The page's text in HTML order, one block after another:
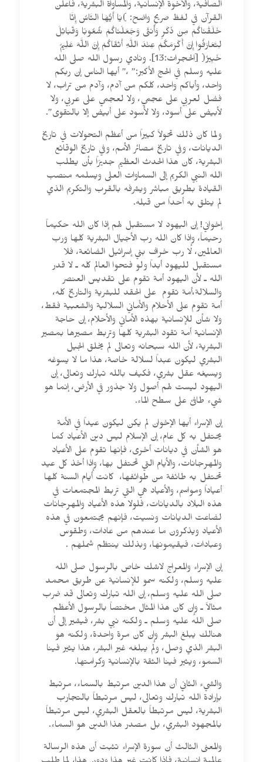
الصافية، والأخوة الإنسانية، والمساواة البشرية، فأعلن
القرآن في لفظ صريح واضح: )يَا أَيُّهَا النَّاسُ إِنَّا
خَلَقْنَاكُمْ مِنْ ذَكَرٍ وَأُنثَى وَجَعَلْنَاكُمْ شُعُوبًا وَقَبَائِلَ
لِتَعَارَفُوا إِنَّ أَكْرَمَكُمْ عِنْدَ اللَّهِ أَتْقَاكُمْ إِنَّ اللَّهَ عَلِيمٌ
خَبِيرٌ( [الحجرات:13]. ونادي رسول الله صلى الله
عليه وسلم في الحج الأكبر:” ،” أيها الناس إن ربكم
واحد، وأباكم واحد، كلكم من آدم، وآدم من تراب، لا
فضل لعربي على عجمي، ولا لعجمي على عربي، ولا
لأبيض على أسود، ولا لأسود على أبيض إلا بالتقوى”.
ولما كان ذلك تحولاً كبيراً من أعظم التحولات في تاريخ
الديانات، وفي تاريخ مصائر الأمم، وفي تاريخ الوقائع
البشرية، كان هذا الحدث العظيم جديرًاً بأن يطلب
الله النبي الكريم إلى السماوات العلى ويسلمه منصب
القيادة بطريق مباشر ويشرفه بالقرب والتكريم الذي
لم يتلق به أحداً من قبله.
إخواني! إن اليهود لا مستقبل لهم إذا كان الله حكيماً
رحيماً، وإذا كان الله رب الأجيال البشرية كلها ورب
العالمين، لا رب خراف بني إسرائيل الضائعة، فلا
مستقبل لليهود أبداً ولو فتحوا العالم كله ـ لا قدر
الله ـ لأن اليهود أمة تقوم على تقديس العنصر
والسلالة،أمة تقوم على الحقد للبشرية والتاريخ كله،
أمة تقوم على الأحلام والأماني السلالية والشعبية فقط،
ولا شأن للإنسانية بهذه الأماني والأحلام، إن حاجة
الإنسانية أمة تقود البشرية كلها وتربط مصيرها بمصير
البشرية، لأن الله سبحانه وتعالى لم يخلق الجيل
البشري ليكون عبداً لسلالة خاصة، هذا ما لا يسوغه
ويسيغه عقل بشري، فكيف بالله تبارك وتعالى، إن
اليهود ليست لهم أصول ولا جذور في الأرض، إنما هو
شيء طافئ على سطح الماء.
إن الإسراء أيها الإخوان لم يكن ليكون عيداً في الأمة
يحتفل به كل عام، إن الإسلام ليس دين الأعياد كما
هو الشأن في ديانات أخرى، فإنها تقوم على الأعياد
والمهرجانات، والأيام التي تحتفل بها، وإذا أخذ كل عيد
تحتفل به طائفة من طوائفها، كانت أيام السنة كلها
أعياداً ومواسم، والأعياد هي التي تربط المجتمعات في
هذه البلاد بالديانات، فلولا هذه الأعياد والمهرجانات
لضاعت الديانات ونسيت، فإنهم يجتمعون في هذه
الأعياد ويذكرون ما عندهم من عادات، وطقوس
وعبادات، فيقيمونها، وبذلك ينتظم شملهم .
إن الإسراء والمعراج لاشك خاص بالرسول صلى الله
عليه وسلم، ولكنه سمو للإنسانية عن طريق محمد
صلى الله عليه وسلم، إن الله تبارك وتعالى قد ضرب
مثالاً ـ وإن كان هذا المثال مختصاً بالرسول الأعظم
صلى الله عليه وسلم ـ ولكنه نبي بشر، فيشير إلى أن
هنالك يبلغ البشر وإن كان مرة واحدة، ولكنه هو
البشر الذي وصل، ولم يبلغه غير البشر، هذا يثير فينا
السمو، ويثير فينا الثقة بالإنسانية وكرامتها.
والشيء الثاني أن هذا الدين مرتبط بالسماء، مرتبط
بإرادة الله تبارك وتعالى، ليس مرتبطاً بالتجارب
البشرية، ليس مرتبطاً بالعقل البشري، ليس مرتبطاً
بالمجهود البشري، بل مصدر هذا الدين هو السماء.
والمعنى الثالث أن سورة الإسراء تثبت أن هذه الرسالة